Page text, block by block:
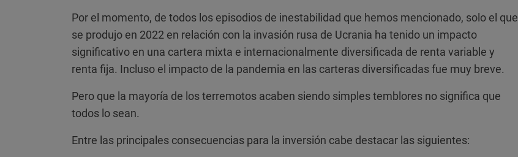
Por el momento, de todos los episodios de inestabilidad que hemos mencionado, solo el que
se produjo en 2022 en relación con la invasión rusa de Ucrania ha tenido un impacto
significativo en una cartera mixta e internacionalmente diversificada de renta variable y
renta fija. Incluso el impacto de la pandemia en las carteras diversificadas fue muy breve.
Pero que la mayoría de los terremotos acaben siendo simples temblores no significa que
todos lo sean.
Entre las principales consecuencias para la inversión cabe destacar las siguientes: